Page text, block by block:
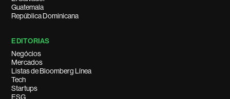
Guatemala
República Dominicana
EDITORIAS
Negócios
Mercados
Listas de Bloomberg Línea
Tech
Startups
ESG